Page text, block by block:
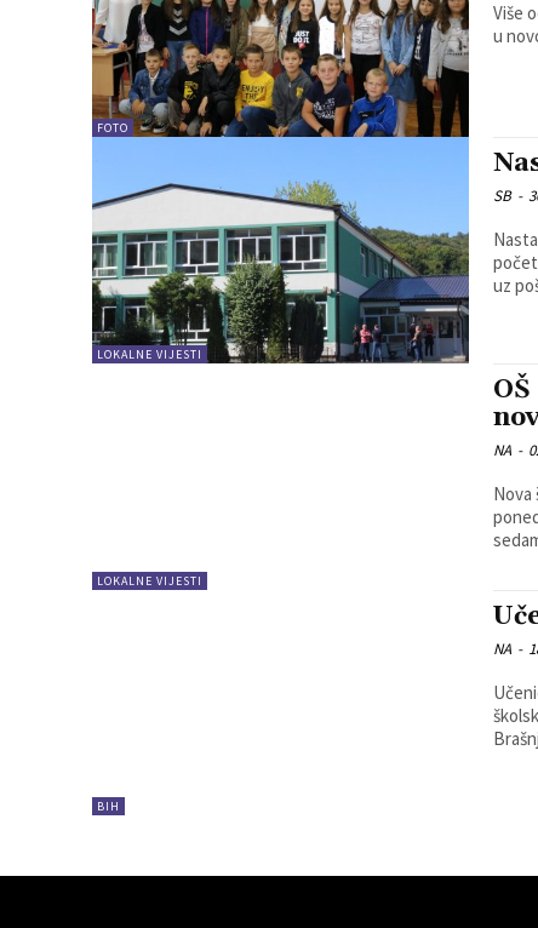
FOTO
Više
u
LOKALNE VIJESTI
SB -
uz
LOKALNE VIJESTI
NA -
Nova
BIH
NA -